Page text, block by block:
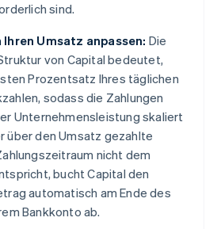
sind.
Umsatz anpassen: Die
von Capital bedeutet,
Prozentsatz Ihres täglichen
sodass die Zahlungen
Unternehmensleistung skaliert
über den Umsatz gezahlte
nicht dem
bucht Capital den
automatisch am Ende des
Bankkonto ab.